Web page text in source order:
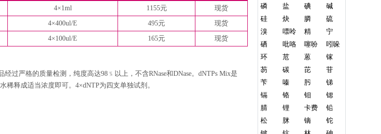
4×1ml 1155元 现货
4×400ul/E 495元 现货
4×100ul/E 165元 现货
过严格的质量检测，纯度高达98﹪以上，不含RNase和DNase。dNTPs Mix是
稀释成适当浓度即可。4×dNTP为四支单独试剂。
磷
盐 碘
碱
硅
炔 膦
硫
溴
嘌呤 精
宁
硒
吡咯 噻吩
吲哚
环
苊 蒽
镓
芴
碳 芘
苷
苄
嗪 肟
锑
镉
铬 钼
锶
腈
锂 卡费
铅
松
脒 镝
铊